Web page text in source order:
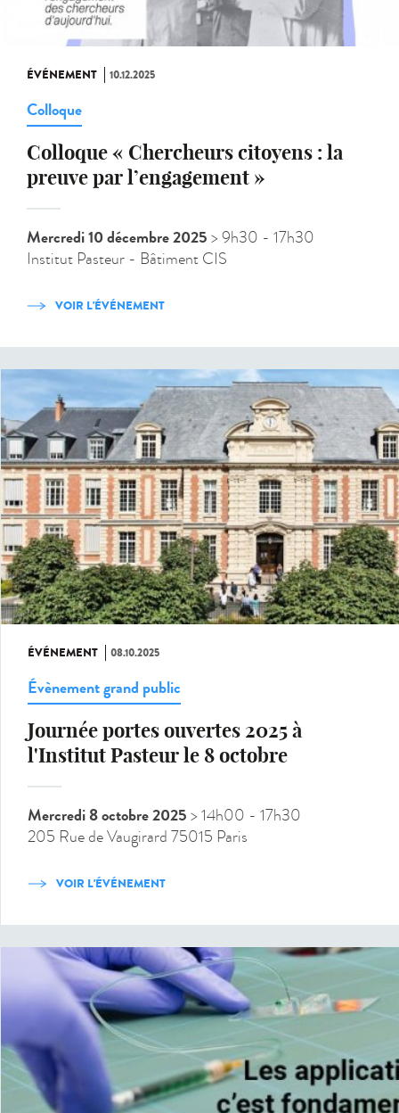
ÉVÉNEMENT 10.12.2025
Colloque
Colloque « Chercheurs citoyens : la
preuve par l’engagement »
Mercredi 10 décembre 2025 > 9h30 - 17h30
Institut Pasteur - Bâtiment CIS
VOIR L'ÉVÉNEMENT
ÉVÉNEMENT 08.10.2025
Évènement grand public
Journée portes ouvertes 2025 à
l'Institut Pasteur le 8 octobre
Mercredi 8 octobre 2025 > 14h00 - 17h30
205 Rue de Vaugirard 75015 Paris
VOIR L'ÉVÉNEMENT